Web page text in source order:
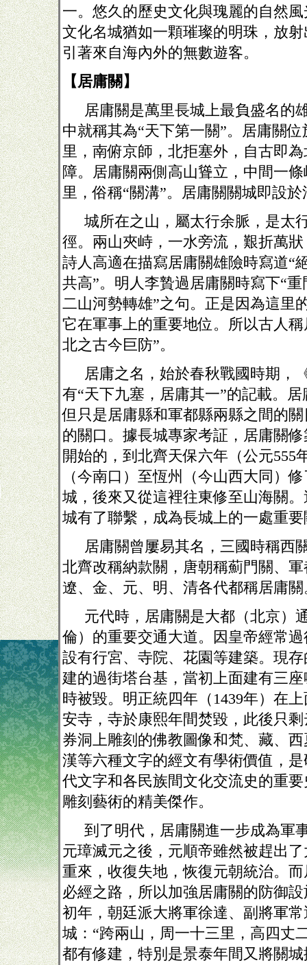
一。悠久的歷史文化與瑰麗的自然
文化名城猶如一顆璀璨的明珠，放
引著來自海內外的無數遊客。
【居庸關】
居庸關是萬里長城上最負盛名的
中就稱其為“天下第一關”。居庸關
里，南俯京師，北拒塞外，自古即
障。居庸關兩側高山聳立，中間一
里，俗稱“關溝”。居庸關關城即設
城所在之山，屬太行余脈，是太
徑。兩山夾峙，一水旁流，艱折萬
詩人高適在描寫居庸關雄險時寫道“
共高”。明人李贄過居庸關時寫下“
二山河勢轉雄”之句。正是因為這里
它在軍事上的重要地位。所以古人
北之古今巨防”。
居庸之名，始於春秋戰國時期，
有“天下九塞，居庸其一”的記載。
但只是居庸縣和軍都縣兩縣之間的
的關口。據長城專家考証，居庸關
開始的，到北齊天保六年（公元555
（今南口）至恆州（今山西大同）
城，後來又從這裡往東修至山海關
城有了聯繫，成為長城上的一處重
居庸關曾屢易其名，三國時稱西
北齊改稱納款關，唐朝稱薊門關、
遼、金、元、明、清各代都稱居庸關
元代時，居庸關是大都（北京）
倫）的重要交通大道。因皇帝經常
設有行宮、寺院、花園等建築。現
建的過街塔台基，當初上面建有三
時被毀。明正統四年（ 1439年）在
安寺，寺於康熙年間焚毀，此後只
券洞上雕刻的佛教圖像和梵、藏、
漢等六種文字的經文有學術價值，
代文字和各民族間文化交流史的重
雕刻藝術的精美傑作。
到了明代，居庸關進一步成為軍
元璋滅元之後，元順帝雖然被趕出
重來，收復失地，恢復元朝統治。
必經之路，所以加強居庸關的防御
初年，朝廷派大將軍徐達、副將軍
城：“跨兩山，周一十三里，高四丈
都有修建，特別是景泰年間又將關